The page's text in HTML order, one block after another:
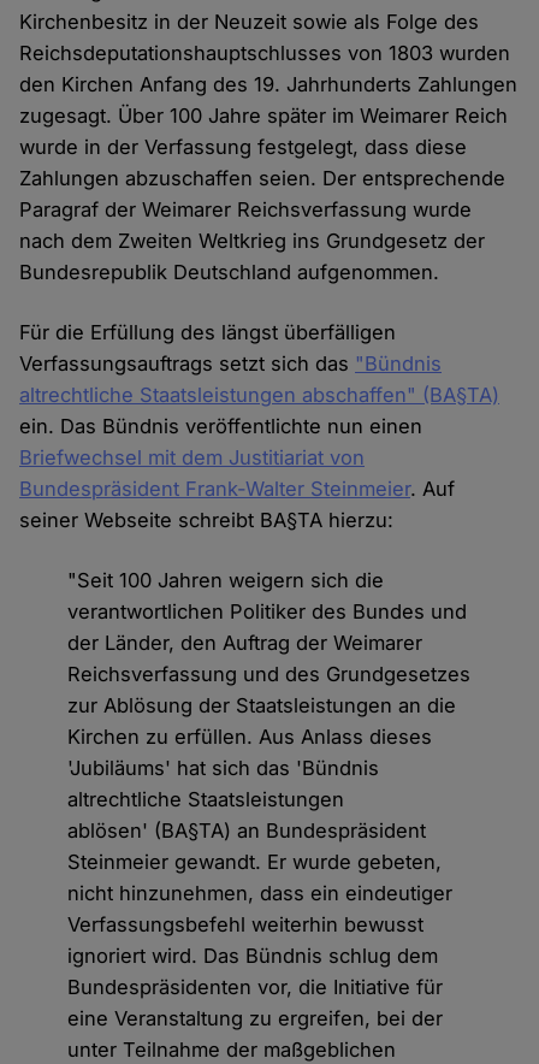
Kirchenbesitz in der Neuzeit sowie als Folge des
Reichsdeputationshauptschlusses von 1803 wurden
den Kirchen Anfang des 19. Jahrhunderts Zahlungen
zugesagt. Über 100 Jahre später im Weimarer Reich
wurde in der Verfassung festgelegt, dass diese
Zahlungen abzuschaffen seien. Der entsprechende
Paragraf der Weimarer Reichsverfassung wurde
nach dem Zweiten Weltkrieg ins Grundgesetz der
Bundesrepublik Deutschland aufgenommen.
Für die Erfüllung des längst überfälligen
Verfassungsauftrags setzt sich das "Bündnis
altrechtliche Staatsleistungen abschaffen" (BA§TA)
ein. Das Bündnis veröffentlichte nun einen
Briefwechsel mit dem Justitiariat von
Bundespräsident Frank-Walter Steinmeier. Auf
seiner Webseite schreibt BA§TA hierzu:
"Seit 100 Jahren weigern sich die
verantwortlichen Politiker des Bundes und
der Länder, den Auftrag der Weimarer
Reichsverfassung und des Grundgesetzes
zur Ablösung der Staatsleistungen an die
Kirchen zu erfüllen. Aus Anlass dieses
'Jubiläums' hat sich das 'Bündnis
altrechtliche Staatsleistungen
ablösen' (BA§TA) an Bundespräsident
Steinmeier gewandt. Er wurde gebeten,
nicht hinzunehmen, dass ein eindeutiger
Verfassungsbefehl weiterhin bewusst
ignoriert wird. Das Bündnis schlug dem
Bundespräsidenten vor, die Initiative für
eine Veranstaltung zu ergreifen, bei der
unter Teilnahme der maßgeblichen